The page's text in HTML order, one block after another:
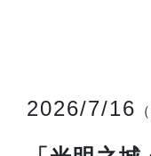
2026/7/16